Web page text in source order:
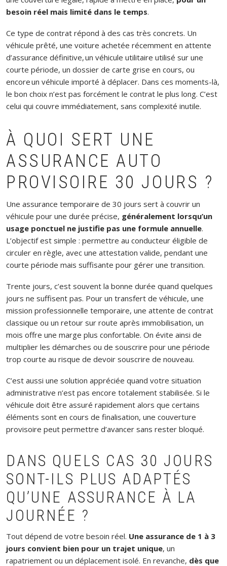
besoin réel mais limité dans le temps.
Ce type de contrat répond à des cas très concrets. Un
véhicule prêté, une voiture achetée récemment en attente
d’assurance définitive, un véhicule utilitaire utilisé sur une
courte période, un dossier de carte grise en cours, ou
encore un véhicule importé à déplacer. Dans ces moments-là,
le bon choix n’est pas forcément le contrat le plus long. C’est
celui qui couvre immédiatement, sans complexité inutile.
À QUOI SERT UNE
ASSURANCE AUTO
PROVISOIRE 30 JOURS ?
Une assurance temporaire de 30 jours sert à couvrir un
véhicule pour une durée précise, généralement lorsqu’un
usage ponctuel ne justifie pas une formule annuelle.
L’objectif est simple : permettre au conducteur éligible de
circuler en règle, avec une attestation valide, pendant une
courte période mais suffisante pour gérer une transition.
Trente jours, c’est souvent la bonne durée quand quelques
jours ne suffisent pas. Pour un transfert de véhicule, une
mission professionnelle temporaire, une attente de contrat
classique ou un retour sur route après immobilisation, un
mois offre une marge plus confortable. On évite ainsi de
multiplier les démarches ou de souscrire pour une période
trop courte au risque de devoir souscrire de nouveau.
C’est aussi une solution appréciée quand votre situation
administrative n’est pas encore totalement stabilisée. Si le
véhicule doit être assuré rapidement alors que certains
éléments sont en cours de finalisation, une couverture
provisoire peut permettre d’avancer sans rester bloqué.
DANS QUELS CAS 30 JOURS
SONT-ILS PLUS ADAPTÉS
QU’UNE ASSURANCE À LA
JOURNÉE ?
Tout dépend de votre besoin réel. Une assurance de 1 à 3
jours convient bien pour un trajet unique, un
rapatriement ou un déplacement isolé. En revanche, dès que